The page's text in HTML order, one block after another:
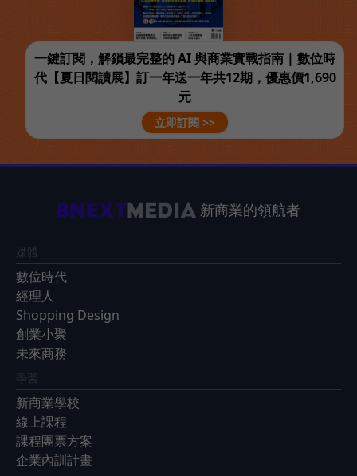
一鍵訂閱，解鎖最完整的 AI 與商業實戰指南 | 數位時
代【夏日閱讀展】訂一年送一年共12期，優惠價1,690
元
立即訂閱 >>
新商業的領航者
媒體
數位時代
經理人
Shopping Design
創業小聚
未來商務
學習
新商業學校
線上課程
課程團票方案
企業內訓計畫